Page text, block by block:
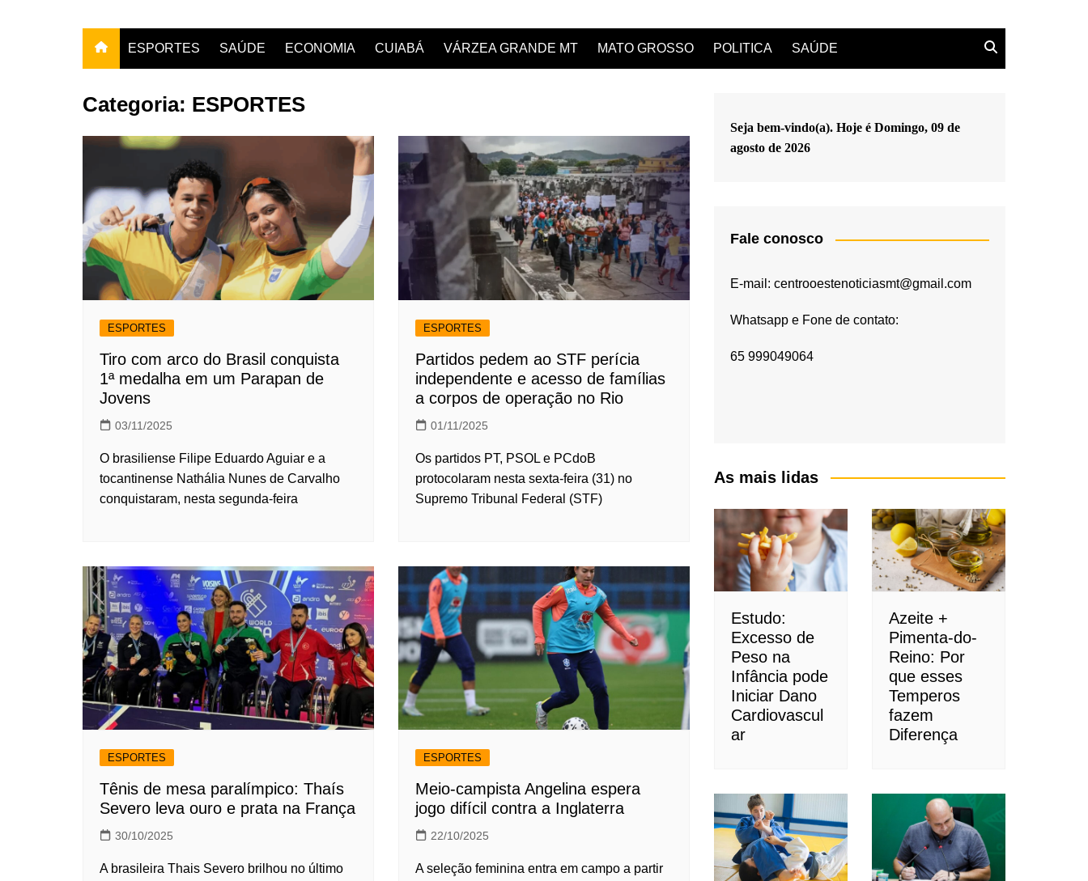
ESPORTES SAÚDE ECONOMIA CUIABÁ VÁRZEA GRANDE MT MATO GROSSO POLITICA SAÚDE
Categoria: ESPORTES
ESPORTES
Tiro com arco do Brasil conquista
1ª medalha em um Parapan de
Jovens
03/11/2025
O brasiliense Filipe Eduardo Aguiar e a
tocantinense Nathália Nunes de Carvalho
conquistaram, nesta segunda-feira
ESPORTES
Partidos pedem ao STF perícia
independente e acesso de famílias
a corpos de operação no Rio
01/11/2025
Os partidos PT, PSOL e PCdoB
protocolaram nesta sexta-feira (31) no
Supremo Tribunal Federal (STF)
ESPORTES
Tênis de mesa paralímpico: Thaís
Severo leva ouro e prata na França
30/10/2025
A brasileira Thais Severo brilhou no último
ESPORTES
Meio-campista Angelina espera
jogo difícil contra a Inglaterra
22/10/2025
A seleção feminina entra em campo a partir
Seja bem-vindo(a). Hoje é Domingo, 09 de
agosto de 2026
Fale conosco
E-mail: centrooestenoticiasmt@gmail.com
Whatsapp e Fone de contato:
65 999049064
As mais lidas
Estudo:
Excesso de
Peso na
Infância pode
Iniciar Dano
Cardiovascul
ar
Azeite +
Pimenta-do-
Reino: Por
que esses
Temperos
fazem
Diferença